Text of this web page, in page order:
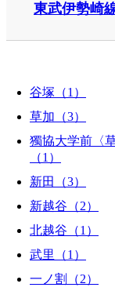
東武伊勢崎
谷塚（1）
草加（3）
獨協大学前〈
（1）
新田（3）
新越谷（2）
北越谷（1）
武里（1）
一ノ割（2）